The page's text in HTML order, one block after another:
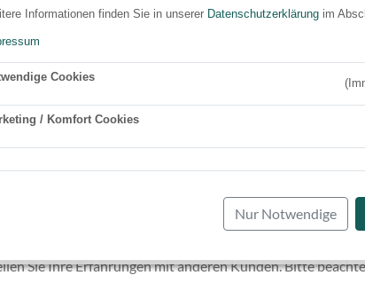
Informationen finden Sie in unserer Datenschutzerklärung im
Cookies
/ Komfort Cookies
Nur Notwendige
Sie Ihre Erfahrungen mit anderen Kunden. Bitte